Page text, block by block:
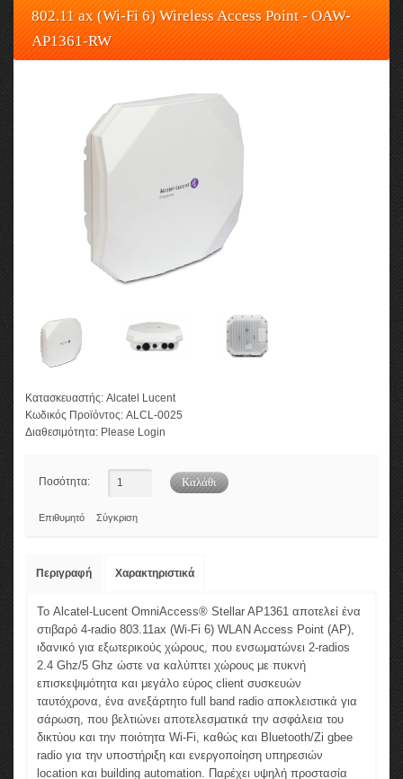
802.11 ax (Wi-Fi 6) Wireless Access Point - OAW-
AP1361-RW
Κατασκευαστής: Alcatel Lucent
Κωδικός Προϊόντος: ALCL-0025
Διαθεσιμότητα: Please Login
Ποσότητα:
Επιθυμητό Σύγκριση
Περιγραφή Χαρακτηριστικά
Το Alcatel-Lucent OmniAccess® Stellar AP1361 αποτελεί ένα
στιβαρό 4-radio 803.11ax (Wi-Fi 6) WLAN Access Point (AP),
ιδανικό για εξωτερικούς χώρους, που ενσωματώνει 2-radios
2.4 Ghz/5 Ghz ώστε να καλύπτει χώρους με πυκνή
επισκεψιμότητα και μεγάλο εύρος client συσκευών
ταυτόχρονα, ένα ανεξάρτητο full band radio αποκλειστικά για
σάρωση, που βελτιώνει αποτελεσματικά την ασφάλεια του
δικτύου και την ποιότητα Wi-Fi, καθώς και Bluetooth/Zi gbee
radio για την υποστήριξη και ενεργοποίηση υπηρεσιών
location και building automation. Παρέχει υψηλή προστασία